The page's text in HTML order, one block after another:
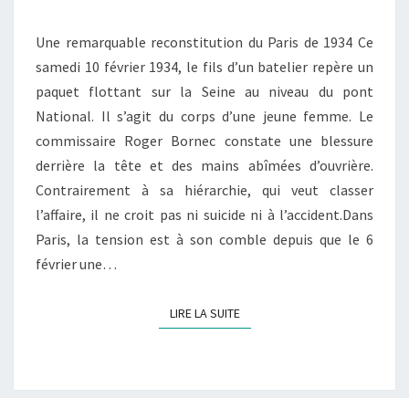
Une remarquable reconstitution du Paris de 1934 Ce
samedi 10 février 1934, le fils d’un batelier repère un
paquet flottant sur la Seine au niveau du pont
National. Il s’agit du corps d’une jeune femme. Le
commissaire Roger Bornec constate une blessure
derrière la tête et des mains abîmées d’ouvrière.
Contrairement à sa hiérarchie, qui veut classer
l’affaire, il ne croit pas ni suicide ni à l’accident.Dans
Paris, la tension est à son comble depuis que le 6
février une…
LIRE LA SUITELIRE LA SUITE